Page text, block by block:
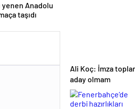
yenen Anadolu
taşıdı
Ali Koç: İmza
aday olmam